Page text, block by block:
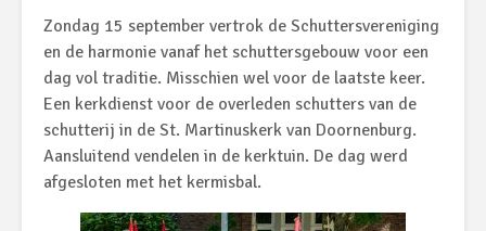
Zondag 15 september vertrok de Schuttersvereniging
en de harmonie vanaf het schuttersgebouw voor een
dag vol traditie. Misschien wel voor de laatste keer.
Een kerkdienst voor de overleden schutters van de
schutterij in de St. Martinuskerk van Doornenburg.
Aansluitend vendelen in de kerktuin. De dag werd
afgesloten met het kermisbal.